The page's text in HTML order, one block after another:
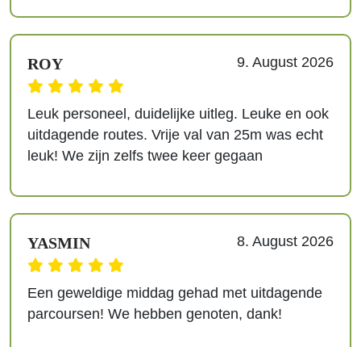
ROY 9. August 2026
Leuk personeel, duidelijke uitleg. Leuke en ook
uitdagende routes. Vrije val van 25m was echt
leuk! We zijn zelfs twee keer gegaan
YASMIN 8. August 2026
Een geweldige middag gehad met uitdagende
parcoursen! We hebben genoten, dank!